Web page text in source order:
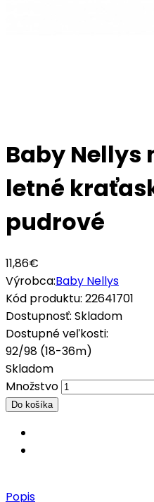
Baby Nellys
letné
pudrové
11,86€
Výrobca:Baby Nellys
Kód produktu: 22641701
Dostupnosť: Skladom
Dostupné veľkosti:
92/98 (18-36m)
Skladom
Množstvo
Popis